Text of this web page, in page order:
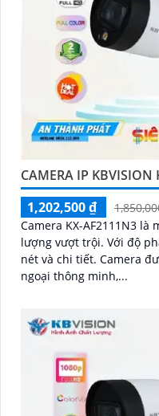
CAMERA IP KBVISION
1,202,500 ₫
Camera KX-AF2111N3
lượng vượt trội. Với độ phân giải cao 2MP, hình ảnh sắc
nét và chi tiết. Camera được trang bị công nghệ hồng
ngoại thông minh,...